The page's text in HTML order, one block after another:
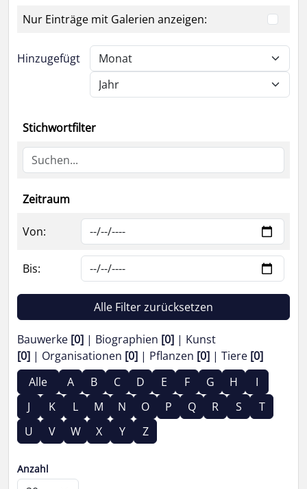
Nur Einträge mit Galerien anzeigen:
Hinzugefügt
Stichwortfilter
Zeitraum
Von:
Bis:
Alle Filter zurücksetzen
Bauwerke [0] Biographien [0]
Kunst
[0]
Organisationen [0] Pflanzen [0] Tiere [0]
Alle
A B C D E F G H
I
J
K L M N O P Q R S
T
U
V W X Y Z
Anzahl